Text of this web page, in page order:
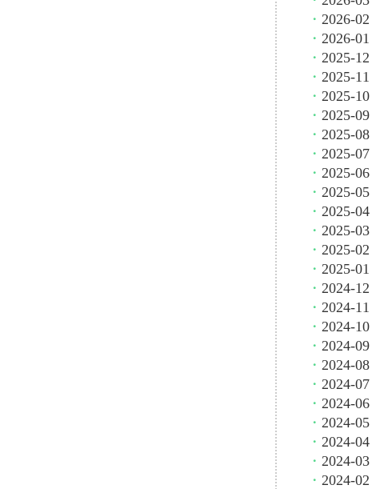
・ 2026-02
・ 2026-01
・ 2025-12
・ 2025-11
・ 2025-10
・ 2025-09
・ 2025-08
・ 2025-07
・ 2025-06
・ 2025-05
・ 2025-04
・ 2025-03
・ 2025-02
・ 2025-01
・ 2024-12
・ 2024-11
・ 2024-10
・ 2024-09
・ 2024-08
・ 2024-07
・ 2024-06
・ 2024-05
・ 2024-04
・ 2024-03
・ 2024-02